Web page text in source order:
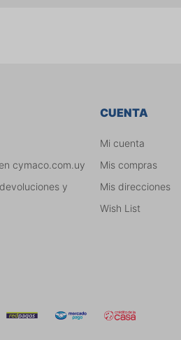
cymaco.com.uy
y
CUENTA
Mi cuenta
Mis compras
Mis direcciones
Wish List